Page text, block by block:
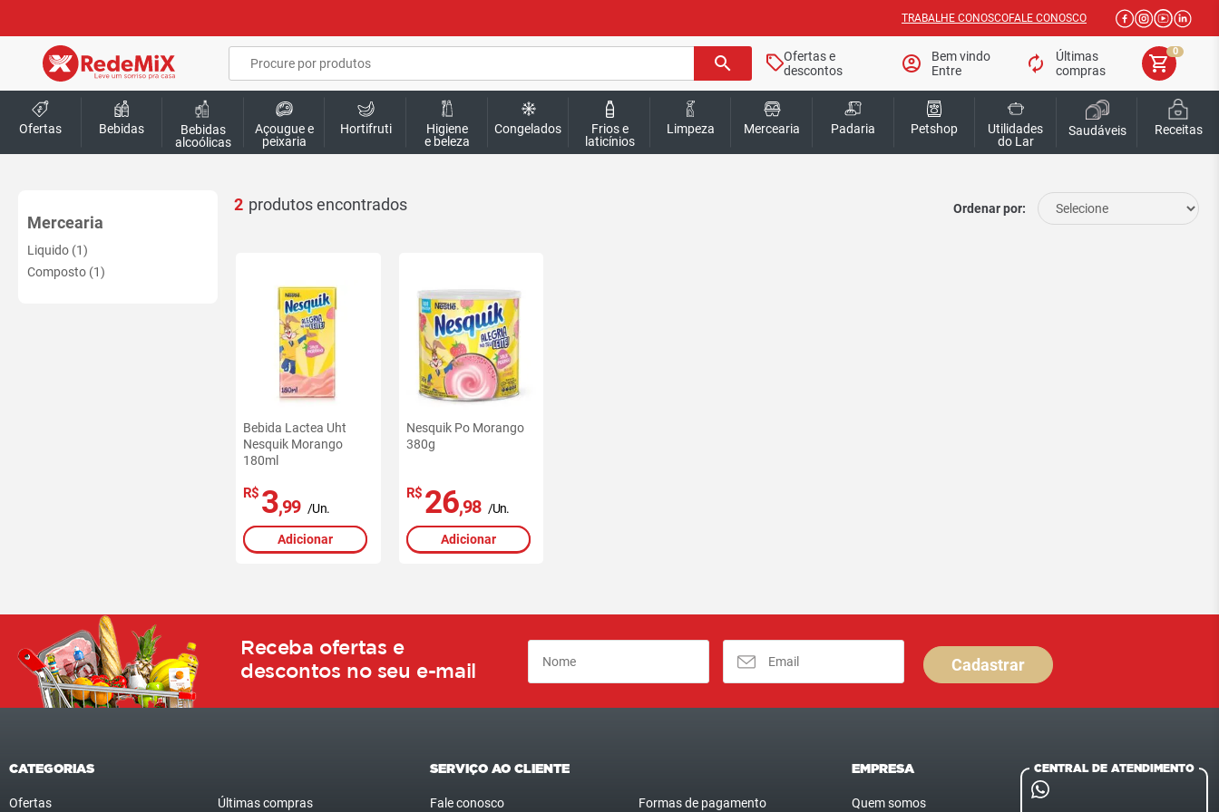
TRABALHE CONOSCOFALE CONOSCO
search
Ofertas e
descontos
account_circle
Bem vindo
Entre
autorenew
Últimas
compras
shopping_cart
0
Ofertas Bebidas
Bebidas
alcoólicas
Açougue e
peixaria
Hortifruti
Higiene
e beleza
Congelados
Frios e
laticínios
Limpeza Mercearia Padaria Petshop
Utilidades
do Lar
Saudáveis Receitas
Mercearia
Liquido (1)
Composto (1)
2 Ordenar por:
Bebida Lactea Uht
Nesquik Morango
180ml
R$ 3,99 /Un.
Adicionar
Nesquik Po Morango
380g
R$ 26,98 /Un.
Adicionar
Receba ofertas e
descontos no seu e-mail
Cadastrar
CATEGORIAS
Ofertas Últimas compras
SERVIÇO AO CLIENTE
Fale conosco Formas de pagamento
EMPRESA
Quem somos
CENTRAL DE ATENDIMENTO